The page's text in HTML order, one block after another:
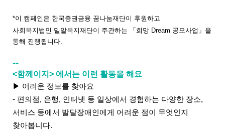
*이 캠페인은 한국증권금융 꿈나눔재단이 후원하고
사회복지법인 밀알복지재단이 주관하는 「희망 Dream 공모사업 」 ​을
통해 진행됩니다.
--
<함께이지> 에서는 이런 활동을 해요
▶ 어려운 정보를 찾아요
- 편의점, 은행, 인터넷 등 일상에서 경험하는 다양한 장소,
서비스 등에서 발달장애인에게 어려운 점이 무엇인지
찾아봅니다.